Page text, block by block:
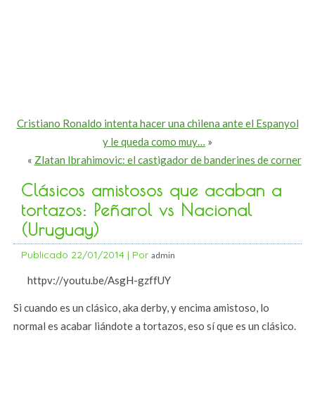
Cristiano Ronaldo intenta hacer una chilena ante el Espanyol
y le queda como muy… »
« Zlatan Ibrahimovic: el castigador de banderines de corner
Clásicos amistosos que acaban a
tortazos: Peñarol vs Nacional
(Uruguay)
Publicado 22/01/2014 | Por admin
httpv://youtu.be/AsgH-gzffUY
Si cuando es un clásico, aka derby, y encima amistoso, lo
normal es acabar liándote a tortazos, eso sí que es un clásico.